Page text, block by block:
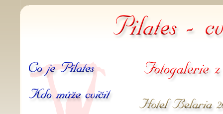
Pilates
Co je Pilates
Kdo může cvičit
Fotogalerie z akcí
Hotel Belaria 20.10. -